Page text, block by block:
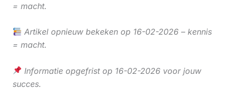
= macht.
Artikel opnieuw bekeken op 16-02-2026 – kennis
= macht.
Informatie opgefrist op 16-02-2026 voor jouw
succes.